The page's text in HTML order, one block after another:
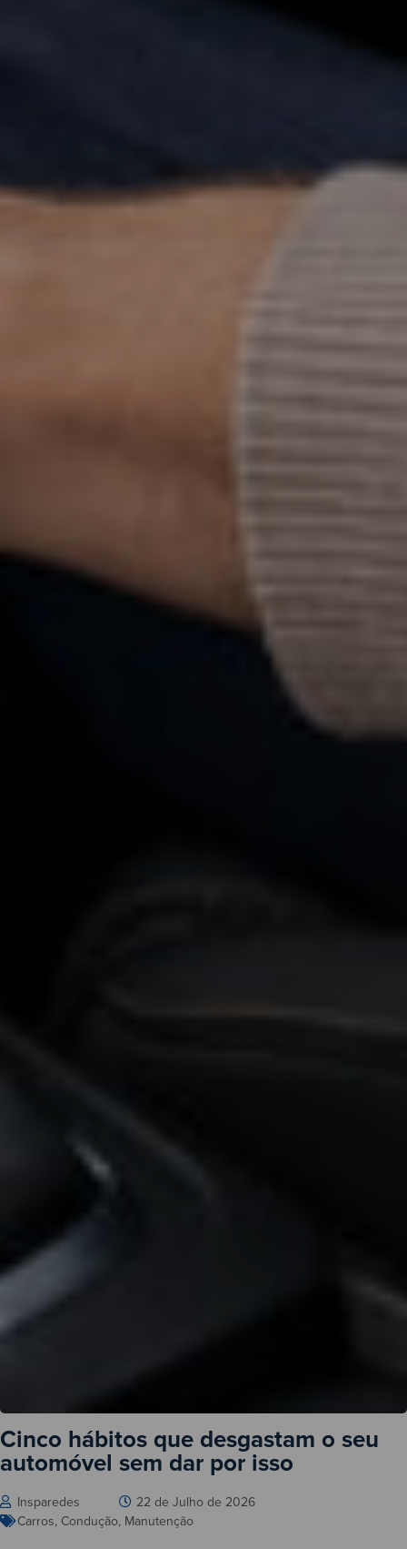
Cinco hábitos que desgastam o seu
automóvel sem dar por isso
Insparedes
22 de Julho de 2026
Carros, Condução, Manutenção